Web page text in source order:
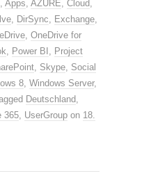
, Apps, AZURE, Cloud,
, DirSync, Exchange,
, OneDrive for
, Power BI , Project
, Skype, Social
8, Windows Server,
Deutschland,
365, UserGroup on 18.